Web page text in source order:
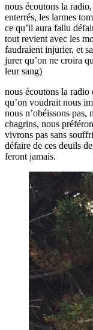
nous écoutons la
enterrés, les larmes
ce qu’il aura fallu
tout revient avec les
faudraient injurier, et
jurer qu’on ne croira
leur sang)
nous écoutons la radio
qu’on voudrait nous
nous n’obéissons pas,
chagrins, nous
vivrons pas sans
défaire de ces deuils
feront jamais.